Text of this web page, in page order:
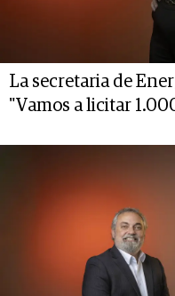
La secretaria de
"Vamos a licitar